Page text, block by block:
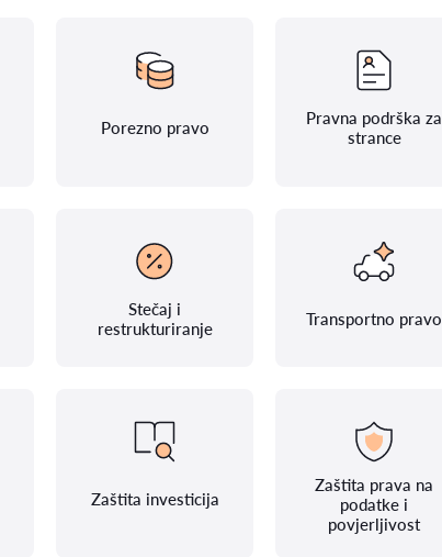
Porezno pravo
Pravna podrška za
strance
Stečaj i
restrukturiranje
Transportno pravo
Zaštita investicija
Zaštita prava na
podatke i
povjerljivost